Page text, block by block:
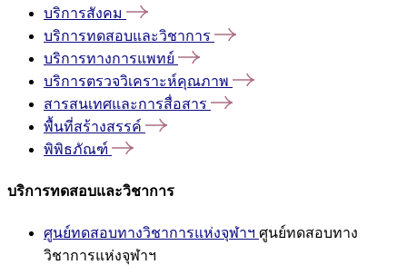
บริการสังคม
บริการทดสอบและวิชาการ
บริการทางการแพทย์
บริการตรวจวิเคราะห์คุณภาพ
สารสนเทศและการสื่อสาร
พื้นที่สร้างสรรค์
พิพิธภัณฑ์
บริการทดสอบและวิชาการ
ศูนย์ทดสอบทางวิชาการแห่งจุฬาฯ ศูนย์ทดสอบทาง
วิชาการแห่งจุฬาฯ